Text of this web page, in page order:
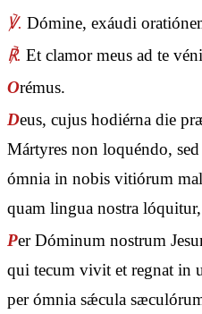
℣. Dómine, exáudi
℟. Et clamor meus ad te
Orémus.
Deus, cujus hodiérna die
Mártyres non loquéndo,
ómnia in nobis vitiórum
quam lingua nostra
Per Dóminum nostrum
qui tecum vivit et regnat in
per ómnia sǽcula